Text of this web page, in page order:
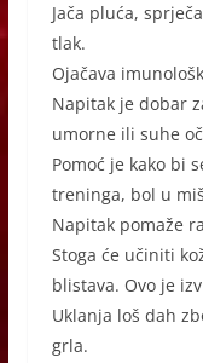
Jača pluća,
tlak.
Ojačava
Napitak je dobar
umorne ili suhe
Pomoć je kako bi
treninga, bol u
Napitak pomaže
Stoga će učiniti
blistava. Ovo je
Uklanja loš dah
grla.